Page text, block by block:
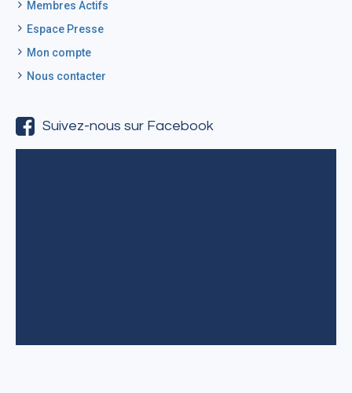
Membres Actifs
Espace Presse
Mon compte
Nous contacter
Suivez-nous sur Facebook